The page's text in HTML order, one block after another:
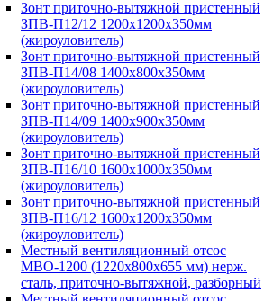
Зонт приточно-вытяжной пристенный
ЗПВ-П12/12 1200х1200х350мм
(жироуловитель)
Зонт приточно-вытяжной пристенный
ЗПВ-П14/08 1400х800х350мм
(жироуловитель)
Зонт приточно-вытяжной пристенный
ЗПВ-П14/09 1400х900х350мм
(жироуловитель)
Зонт приточно-вытяжной пристенный
ЗПВ-П16/10 1600х1000х350мм
(жироуловитель)
Зонт приточно-вытяжной пристенный
ЗПВ-П16/12 1600х1200х350мм
(жироуловитель)
Местный вентиляционный отсос
МВО-1200 (1220х800х655 мм) нерж.
сталь, приточно-вытяжной, разборный